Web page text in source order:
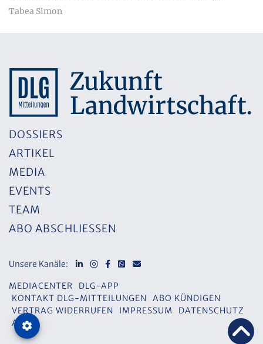
Tabea Simon
DOSSIERS
ARTIKEL
MEDIA
EVENTS
TEAM
ABO ABSCHLIESSEN
Unsere Kanäle:
MEDIACENTER
DLG-APP
KONTAKT DLG-MITTEILUNGEN
ABO KÜNDIGEN
VERTRAG WIDERRUFEN
IMPRESSUM
DATENSCHUTZ
AGB